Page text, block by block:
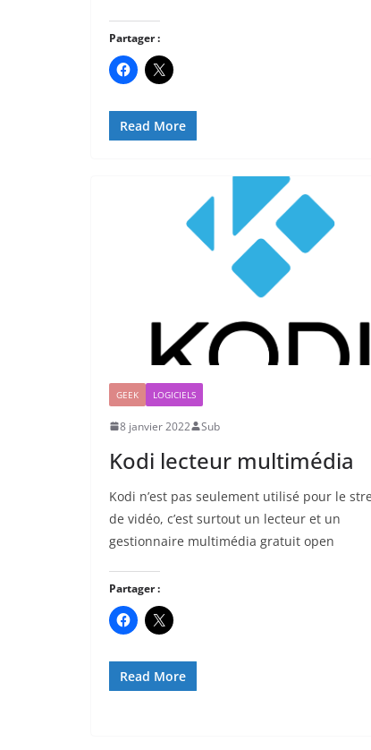
Partager :
Read More
GEEK LOGICIELS
8 janvier 2022 Sub
Kodi lecteur multimédia
Kodi n’est pas seulement utilisé pour le
de vidéo, c’est surtout un lecteur et un
gestionnaire multimédia gratuit open
Partager :
Read More